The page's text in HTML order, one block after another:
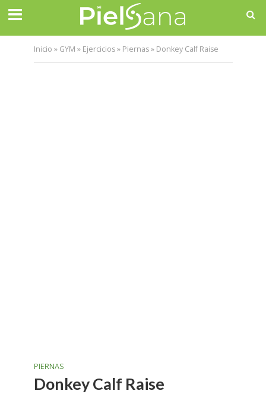
Inicio » GYM » Ejercicios» Piernas» Donkey Calf Raise
PIERNAS
Donkey Calf Raise